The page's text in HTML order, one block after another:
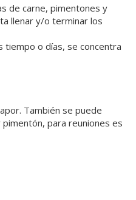
de carne, pimentones y
llenar y/o terminar los
tiempo o días, se concentra
También se puede
para reuniones es